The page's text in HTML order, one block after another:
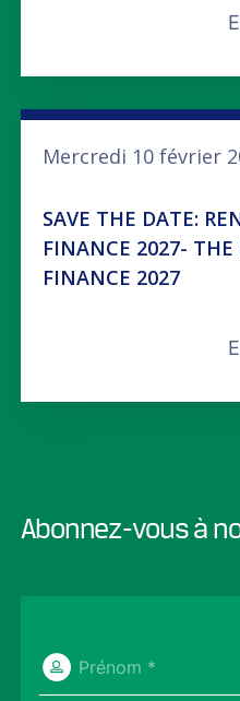
Mercredi 10 février
SAVE THE DATE:
FINANCE 2027- THE
FINANCE 2027
Abonnez-vous à
Prénom *